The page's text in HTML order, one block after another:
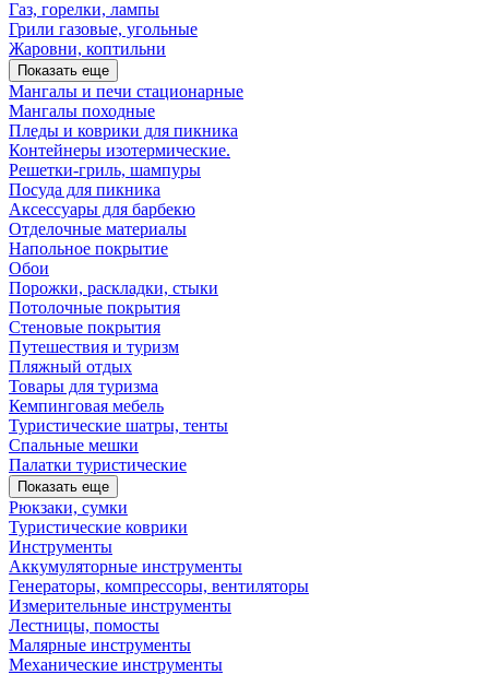
Газ, горелки, лампы
Грили газовые, угольные
Жаровни, коптильни
Показать еще
Мангалы и печи стационарные
Мангалы походные
Пледы и коврики для пикника
Контейнеры изотермические.
Решетки-гриль, шампуры
Посуда для пикника
Аксессуары для барбекю
Отделочные материалы
Напольное покрытие
Обои
Порожки, раскладки, стыки
Потолочные покрытия
Стеновые покрытия
Путешествия и туризм
Пляжный отдых
Товары для туризма
Кемпинговая мебель
Туристические шатры, тенты
Спальные мешки
Палатки туристические
Показать еще
Рюкзаки, сумки
Туристические коврики
Инструменты
Аккумуляторные инструменты
Генераторы, компрессоры, вентиляторы
Измерительные инструменты
Лестницы, помосты
Малярные инструменты
Механические инструменты